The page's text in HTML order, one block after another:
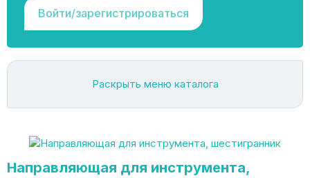
Войти/зарегистрироваться
Раскрыть меню каталога
Направляющая для инструмента,